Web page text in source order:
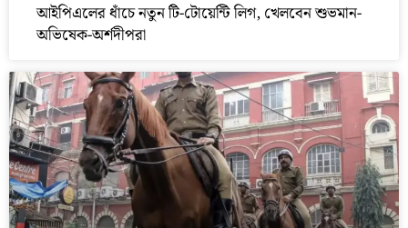
আইপিএলের ধাঁচে নতুন টি-টোয়েন্টি লিগ, খেলবেন শুভমান-
অভিষেক-অর্শদীপরা